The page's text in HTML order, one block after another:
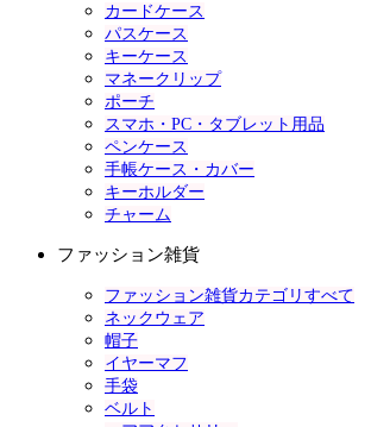
カードケース
パスケース
キーケース
マネークリップ
ポーチ
スマホ・PC・タブレット用品
ペンケース
手帳ケース・カバー
キーホルダー
チャーム
ファッション雑貨
ファッション雑貨カテゴリすべて
ネックウェア
帽子
イヤーマフ
手袋
ベルト